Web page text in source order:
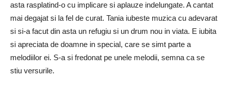
asta rasplatind-o cu implicare si aplauze indelungate. A cantat
mai degajat si la fel de curat. Tania iubeste muzica cu adevarat
si si-a facut din asta un refugiu si un drum nou in viata. E iubita
si apreciata de doamne in special, care se simt parte a
melodiilor ei. S-a si fredonat pe unele melodii, semna ca se
stiu versurile.